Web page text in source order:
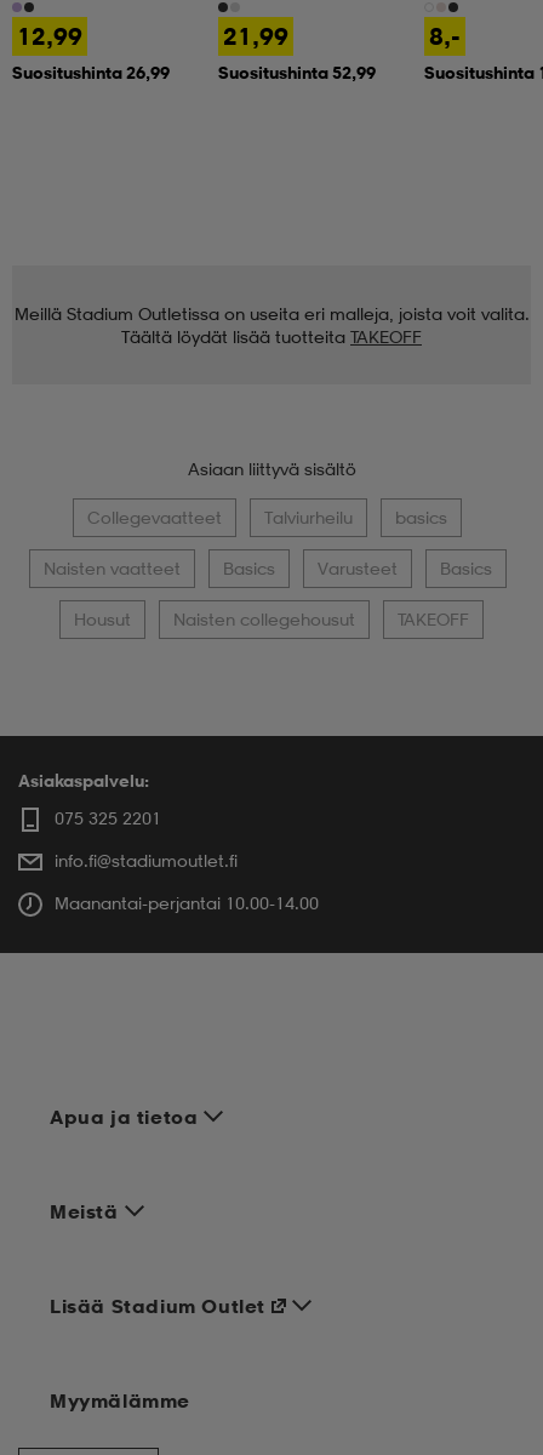
12,99
Suositushinta 26,99
21,99
Suositushinta 52,99
8,-
Suositushinta
Meillä Stadium Outletissa on useita eri malleja, joista voit valita.
Täältä löydät lisää tuotteita TAKEOFF
Asiaan liittyvä sisältö
Collegevaatteet Talviurheilu basics
Naisten vaatteet Basics Varusteet Basics
Housut Naisten collegehousut TAKEOFF
Asiakaspalvelu:
075 325 2201
info.fi@stadiumoutlet.fi
Maanantai-perjantai 10.00-14.00
Apua ja tietoa
Meistä
Lisää Stadium Outlet
Myymälämme